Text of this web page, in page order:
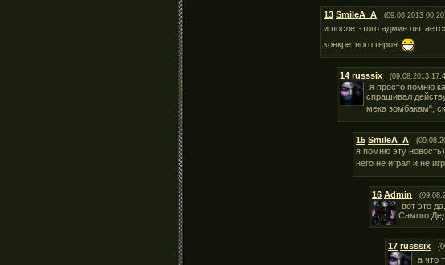
13 SmileA_A (09.08.2013
и после этого админ
конкретного героя
14 russsix (09.08.2013
я просто помню
спрашивал
мека зомбакам",
15 SmileA_A
я помню эту
него не играл и не
16 Admin
вот это
Самого
17 russsix
а что